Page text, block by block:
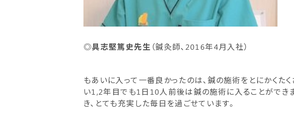
◎具志堅篤史先生 （鍼灸師、2016年4月入社）
もあいに入って一番良かったのは、鍼の施術をとにかくた
い1,2年目でも1日10人前後は鍼の施術に入ることができ
き、とても充実した毎日を過ごせています。